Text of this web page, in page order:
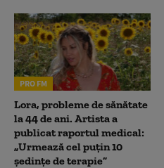
PRO FM
Lora, probleme de sănătate
la 44 de ani. Artista a
publicat raportul medical:
„Urmează cel puțin 10
ședințe de terapie”